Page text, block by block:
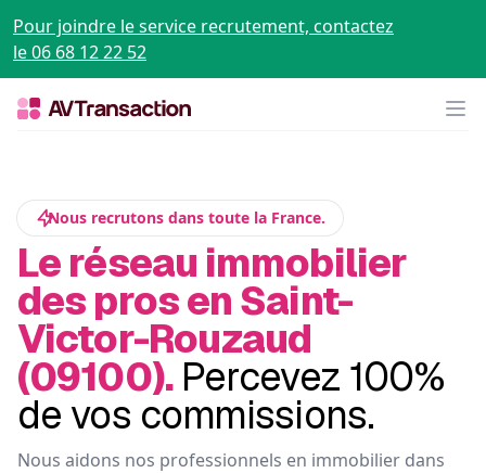
Pour joindre le service recrutement, contactez
le 06 68 12 22 52
Nous recrutons dans toute la France.
Le réseau immobilier
des pros en Saint-
Victor-Rouzaud
(09100). Percevez 100%
de vos commissions.
Nous aidons nos professionnels en immobilier dans